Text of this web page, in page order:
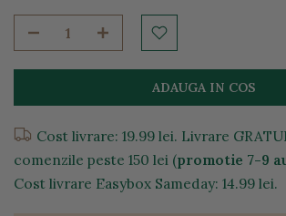
ADAUGA IN COS
Cost livrare: 19.99 lei. Livrare
comenzile peste 150 lei (promotie 7-9
Cost livrare Easybox Sameday: 14.99 lei.